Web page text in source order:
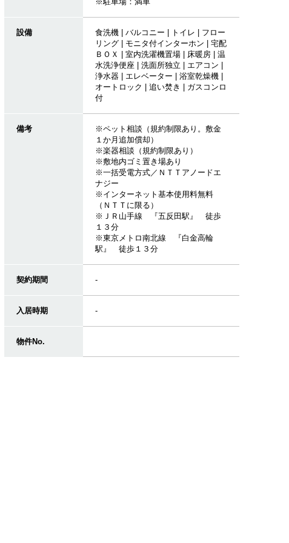
設備
食洗機 | バルコニー | トイレ | フロー
リング | モニタ付インターホン | 宅配
ＢＯＸ | 室内洗濯機置場 | 床暖房 | 温
水洗浄便座 | 洗面所独立 | エアコン |
浄水器 | エレベーター | 浴室乾燥機 |
オートロック | 追い焚き | ガスコンロ
付
備考
※ペット相談（規約制限あり。敷金
１か月追加償却）
※楽器相談（規約制限あり）
※敷地内ゴミ置き場あり
※一括受電方式／ＮＴＴアノードエ
ナジー
※インターネット基本使用料無料
（ＮＴＴに限る）
※ＪＲ山手線 『五反田駅』 徒歩
１３分
※東京メトロ南北線 『白金高輪
駅』 徒歩１３分
契約期間 -
入居時期 -
物件No.